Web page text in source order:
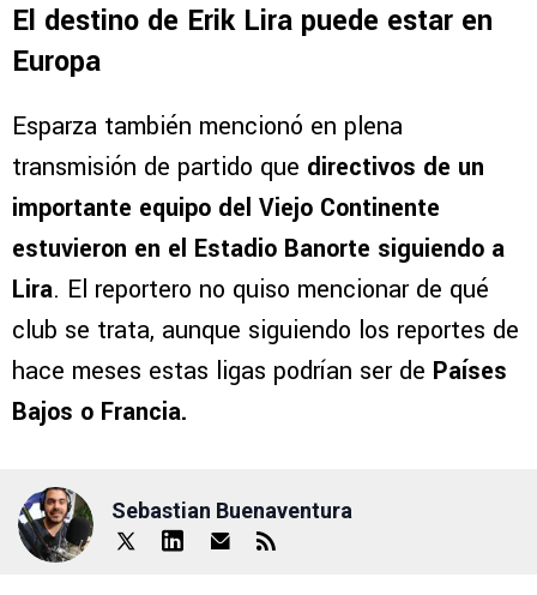
El destino de Erik Lira puede estar en
Europa
Esparza también mencionó en plena
transmisión de partido que directivos de un
importante equipo del Viejo Continente
estuvieron en el Estadio Banorte siguiendo a
Lira. El reportero no quiso mencionar de qué
club se trata, aunque siguiendo los reportes de
hace meses estas ligas podrían ser de Países
Bajos o Francia.
Sebastian Buenaventura